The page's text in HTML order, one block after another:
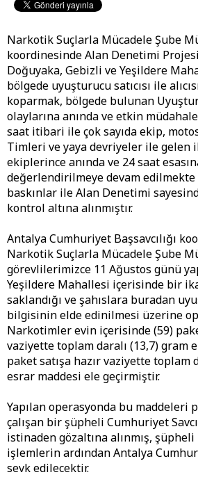
Narkotik Suçlarla Mücadele Şube
koordinesinde Alan Denetimi
Doğuyaka, Gebizli ve Yeşildere
bölgede uyuşturucu satıcısı ile
koparmak, bölgede bulunan
olaylarına anında ve etkin
saat itibari ile çok sayıda ekip,
Timleri ve yaya devriyeler ile
ekiplerince anında ve 24 saat
değerlendirilmeye devam edilmekte
baskınlar ile Alan Denetimi
kontrol altına alınmıştır.
Antalya Cumhuriyet Başsavcılığı
Narkotik Suçlarla Mücadele Şube
görevlilerimizce 11 Ağustos günü
Yeşildere Mahallesi içerisinde bir
saklandığı ve şahıslara buradan
bilgisinin elde edinilmesi üzerine
Narkotimler evin içerisinde (59)
vaziyette toplam daralı (13,7) gram
paket satışa hazır vaziyette toplam
esrar maddesi ele geçirmiştir.
Yapılan operasyonda bu maddeleri
çalışan bir şüpheli Cumhuriyet
istinaden gözaltına alınmış, şüpheli
işlemlerin ardından Antalya
sevk edilecektir.